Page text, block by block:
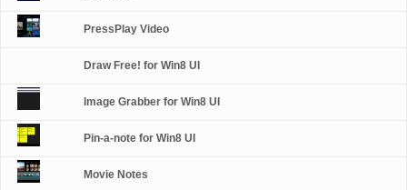
PressPlay Video
Draw Free! for Win8 UI
Image Grabber for Win8 UI
Pin-a-note for Win8 UI
Movie Notes